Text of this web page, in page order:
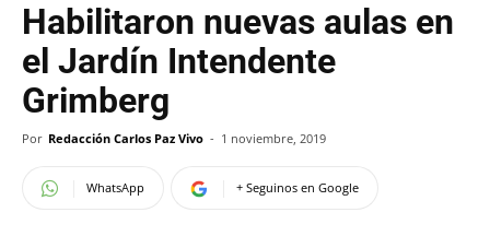
Habilitaron nuevas aulas en
el Jardín Intendente
Grimberg
Por Redacción Carlos Paz Vivo - 1 noviembre, 2019
WhatsApp + Seguinos en Google